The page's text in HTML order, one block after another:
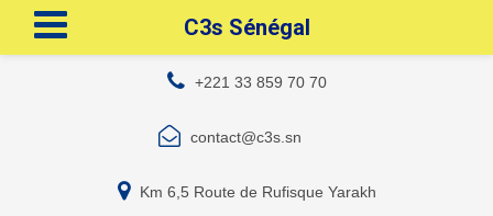
+221 33 859 70 70
contact@c3s.sn
Km 6,5 Route de Rufisque Yarakh
C3s Sénégal